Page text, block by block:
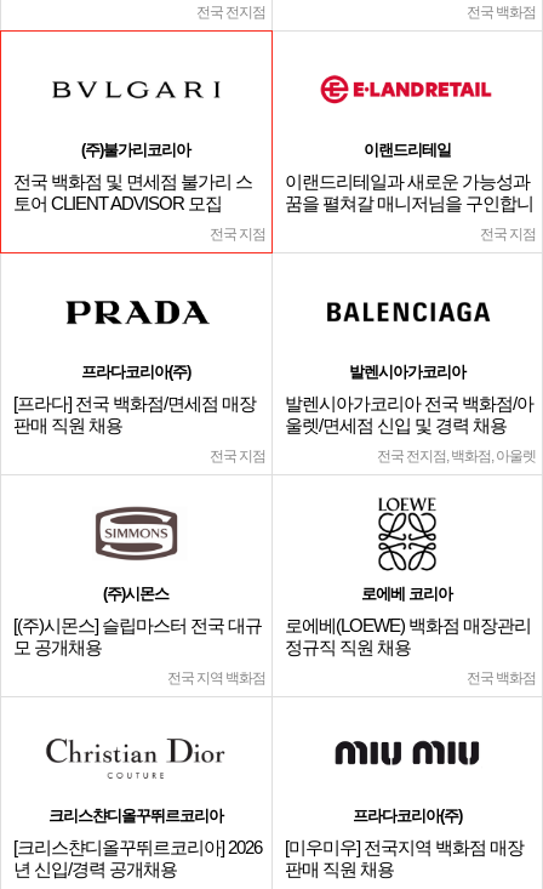
전국 전지점 전국 백화점
(주)불가리코리아
전국 백화점 및 면세점 불가리 스
토어 CLIENT ADVISOR 모집
전국 지점
이랜드리테일
이랜드리테일과 새로운 가능성과
꿈을 펼쳐갈 매니저님을 구인합니
전국 지점
프라다코리아(주)
[프라다] 전국 백화점/면세점 매장
판매 직원 채용
전국 지점
발렌시아가코리아
발렌시아가코리아 전국 백화점/아
울렛/면세점 신입 및 경력 채용
전국 전지점, 백화점, 아울렛
(주)시몬스
[(주)시몬스] 슬립마스터 전국 대규
모 공개채용
전국 지역 백화점
로에베 코리아
로에베(LOEWE) 백화점 매장관리
정규직 직원 채용
전국 백화점
크리스챤디올꾸뛰르코리아
[크리스챤디올꾸뛰르코리아] 2026
년 신입/경력 공개채용
프라다코리아(주)
[미우미우] 전국지역 백화점 매장
판매 직원 채용